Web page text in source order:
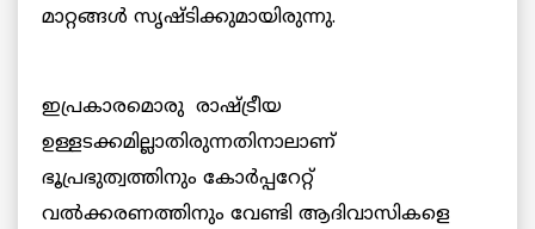
മാറ്റങ്ങള്‍ സൃഷ്ടിക്കുമായിരുന്നു.
ഇപ്രകാരമൊരു രാഷ്ട്രീയ
ഉള്ളടക്കമില്ലാതിരുന്നതിനാലാണ്
ഭൂപ്രഭുത്വത്തിനും കോര്‍പ്പറേറ്റ്
വല്‍ക്കരണത്തിനും വേണ്ടി ആദിവാസികളെ